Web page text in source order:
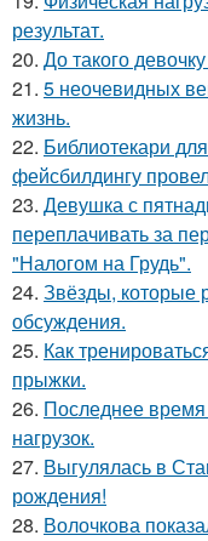
результат.
20. До такого
21. 5 неочевидных
жизнь.
22. Библиотекари
фейсбилдингу
23. Девушка с
переплачивать за
"Налогом на Грудь".
24. Звёзды, которые
обсуждения.
25. Как
прыжки.
26. Последнее
нагрузок.
27. Выгулялась в
рождения!
28. Волочкова